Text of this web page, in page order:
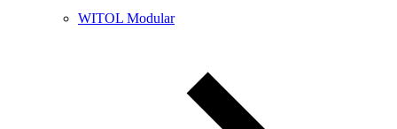
WITOL Modular